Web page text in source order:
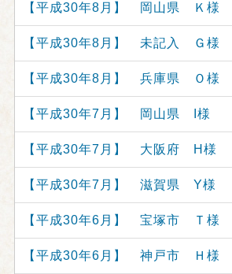
【平成30年8月】 岡山県 Ｋ様
【平成30年8月】 未記入 Ｇ様
【平成30年8月】 兵庫県 Ｏ様
【平成30年7月】 岡山県 I様
【平成30年7月】 大阪府 H様
【平成30年7月】 滋賀県 Y様
【平成30年6月】 宝塚市 Ｔ様
【平成30年6月】 神戸市 Ｈ様